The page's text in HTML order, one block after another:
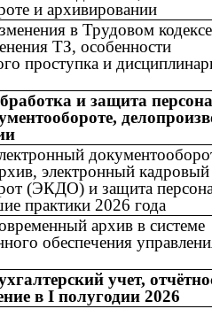
и архивировании
в Трудовом
ТЗ, особенности
проступка и
и защита
электронный кадровый
(ЭКДО) и защита
практики 2026 года
архив в системе
обеспечения
учет,
в I полугодии 2026